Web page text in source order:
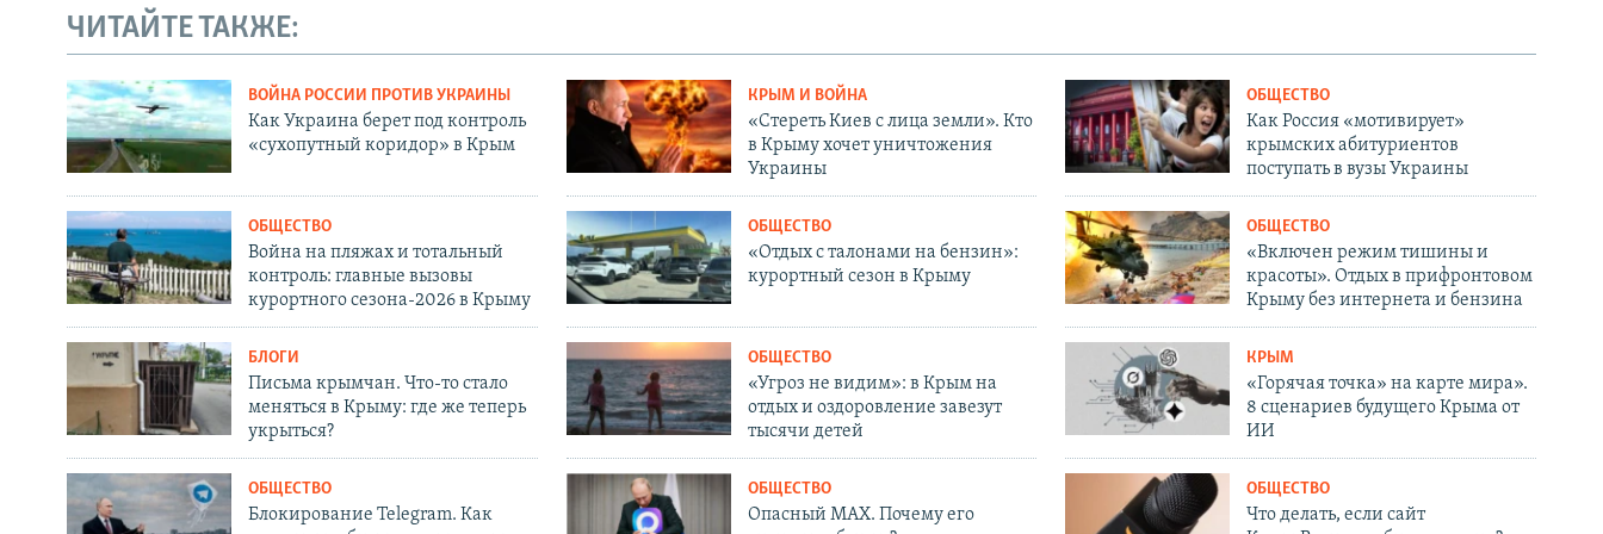
ЧИТАЙТЕ ТАКЖЕ:
ВОЙНА РОССИИ ПРОТИВ УКРАИНЫ
Как Украина берет под контроль
«сухопутный коридор» в Крым
КРЫМ И ВОЙНА
«Стереть Киев с лица земли». Кто
в Крыму хочет уничтожения
Украины
ОБЩЕСТВО
Как Россия «мотивирует»
крымских абитуриентов
поступать в вузы Украины
ОБЩЕСТВО
Война на пляжах и тотальный
контроль: главные вызовы
курортного сезона-2026 в Крыму
ОБЩЕСТВО
«Отдых с талонами на бензин»:
курортный сезон в Крыму
ОБЩЕСТВО
«Включен режим тишины и
красоты». Отдых в прифронтовом
Крыму без интернета и бензина
БЛОГИ
Письма крымчан. Что-то стало
меняться в Крыму: где же теперь
укрыться?
ОБЩЕСТВО
«Угроз не видим»: в Крым на
отдых и оздоровление завезут
тысячи детей
КРЫМ
«Горячая точка» на карте мира».
8 сценариев будущего Крыма от
ИИ
ОБЩЕСТВО
Блокирование Telegram. Как
ОБЩЕСТВО
Опасный MAX. Почему его
ОБЩЕСТВО
Что делать, если сайт